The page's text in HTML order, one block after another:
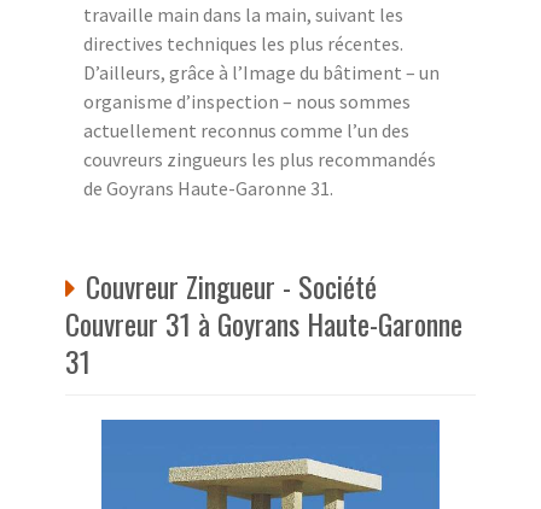
travaille main dans la main, suivant les
directives techniques les plus récentes.
D’ailleurs, grâce à l’Image du bâtiment – un
organisme d’inspection – nous sommes
actuellement reconnus comme l’un des
couvreurs zingueurs les plus recommandés
de Goyrans Haute-Garonne 31.
Couvreur Zingueur - Société
Couvreur 31 à Goyrans Haute-Garonne
31